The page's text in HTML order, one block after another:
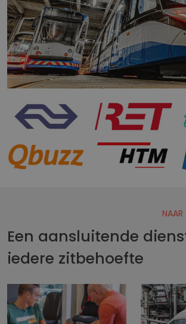
Een aansluitende
iedere zitbehoefte
NAAR